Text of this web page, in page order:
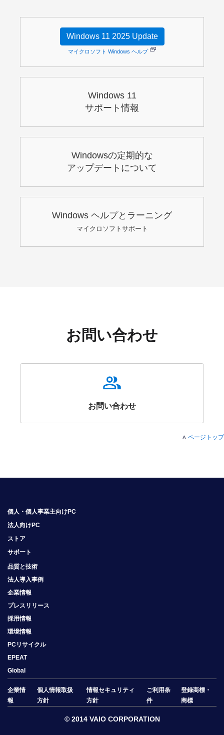
Windows 11 2025 Update
マイクロソフト Windows ヘルプ
Windows 11
サポート情報
Windowsの定期的な
アップデートについて
Windows ヘルプとラーニング
マイクロソフトサポート
お問い合わせ
Group
お問い合わせ
ページトップ
個人・個人事業主向けPC
法人向けPC
ストア
サポート
品質と技術
法人導入事例
企業情報
プレスリリース
採用情報
環境情報
PCリサイクル
EPEAT
Global
企業情
報
個人情報取扱
方針
情報セキュリティ
方針
ご利用条
件
登録商標・
商標
© 2014 VAIO CORPORATION